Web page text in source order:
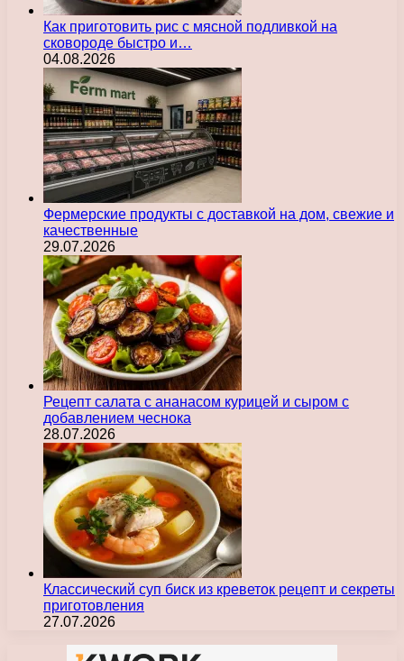
Как приготовить рис с мясной подливкой на
сковороде быстро и…
04.08.2026
Фермерские продукты с доставкой на дом, свежие и
качественные
29.07.2026
Рецепт салата с ананасом курицей и сыром с
добавлением чеснока
28.07.2026
Классический суп биск из креветок рецепт и секреты
приготовления
27.07.2026